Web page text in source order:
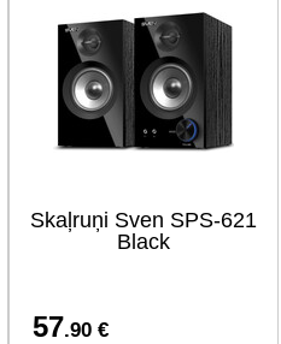
Skaļruņi Sven SPS-621
Black
57.90 €